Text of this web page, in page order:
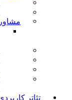
تئاتر